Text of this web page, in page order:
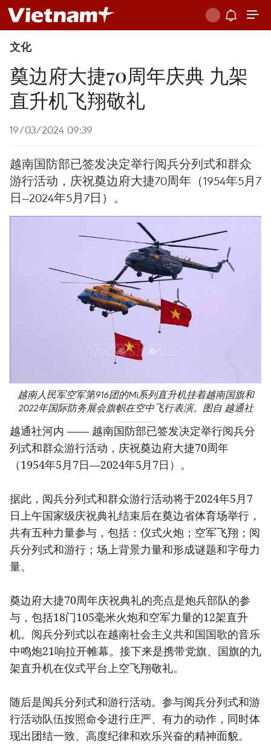
文化
奠边府大捷70周年庆典 九架
直升机飞翔敬礼
19/03/2024 09:39
越南国防部已签发决定举行阅兵分列式和群众
游行活动，庆祝奠边府大捷70周年（1954年5月7
日—2024年5月7日）。
越南人民军空军第916团的Mi系列直升机挂着越南国旗和
2022年国际防务展会旗帜在空中飞行表演。图自 越通社
越通社河内 —— 越南国防部已签发决定举行阅兵分
列式和群众游行活动，庆祝奠边府大捷70周年
（1954年5月7日—2024年5月7日）。
据此，阅兵分列式和群众游行活动将于2024年5月7
日上午国家级庆祝典礼结束后在奠边省体育场举行，
共有五种力量参与，包括：仪式火炮；空军飞翔；阅
兵分列式和游行；场上背景力量和形成谜题和字母力
量。
奠边府大捷70周年庆祝典礼的亮点是炮兵部队的参
与，包括18门105毫米火炮和空军力量的12架直升
机。阅兵分列式以在越南社会主义共和国国歌的音乐
中鸣炮21响拉开帷幕。接下来是携带党旗、国旗的九
架直升机在仪式平台上空飞翔敬礼。
随后是阅兵分列式和游行活动。参与阅兵分列式和游
行活动队伍按照命令进行庄严、有力的动作，同时体
现出团结一致、高度纪律和欢乐兴奋的精神面貌。